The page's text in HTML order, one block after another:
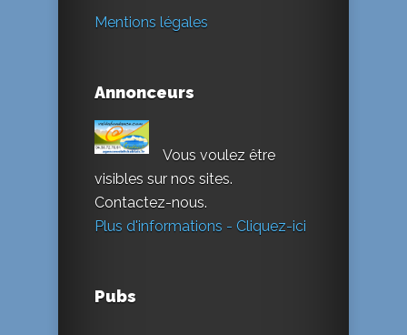
Mentions légales
Annonceurs
Vous voulez être
visibles sur nos sites.
Contactez-nous.
Plus d'informations - Cliquez-ici
Pubs